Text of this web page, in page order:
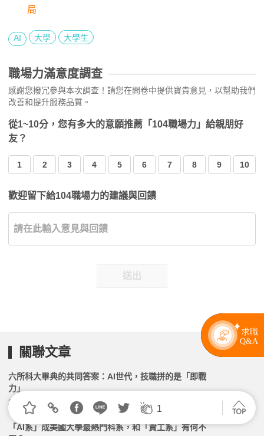
局
AI 大學 大學生
職場力滿意度調查
感謝您撥冗參與本次調查！請您在問卷中提供寶貴意見，以幫助我們
改善和提升服務品質。
從1~10分，您有多大的意願推薦「104職場力」給親朋好
友？
1 2 3 4 5 6 7 8 9 10
歡迎留下給104職場力的建議與回饋
送出
1
關聯文章
六所科大畢典的共同答案：AI世代，技職拼的是「即戰
力」
2026.06.22 | 104小編 | 1870觀看數
「AI系」成美國大學最熱門科系，和「資工系」有何不